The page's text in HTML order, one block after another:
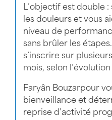
L’objectif est double
les douleurs et vous
niveau de
sans brûler les
s’inscrire sur
mois, selon
Faryân Bouzarpour
bienveillance et
reprise d’activité